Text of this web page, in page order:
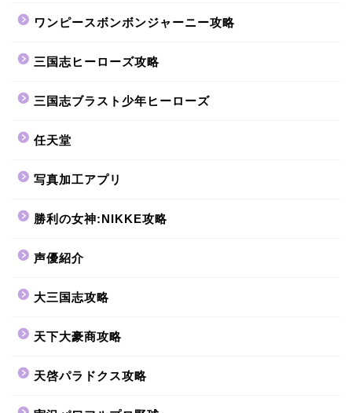
ワンピースボンボンジャーニー攻略
三国志ヒーローズ攻略
三国志ブラスト少年ヒーローズ
任天堂
写真加工アプリ
勝利の女神:NIKKE攻略
声優紹介
大三国志攻略
天下大豪商攻略
天啓パラドクス攻略